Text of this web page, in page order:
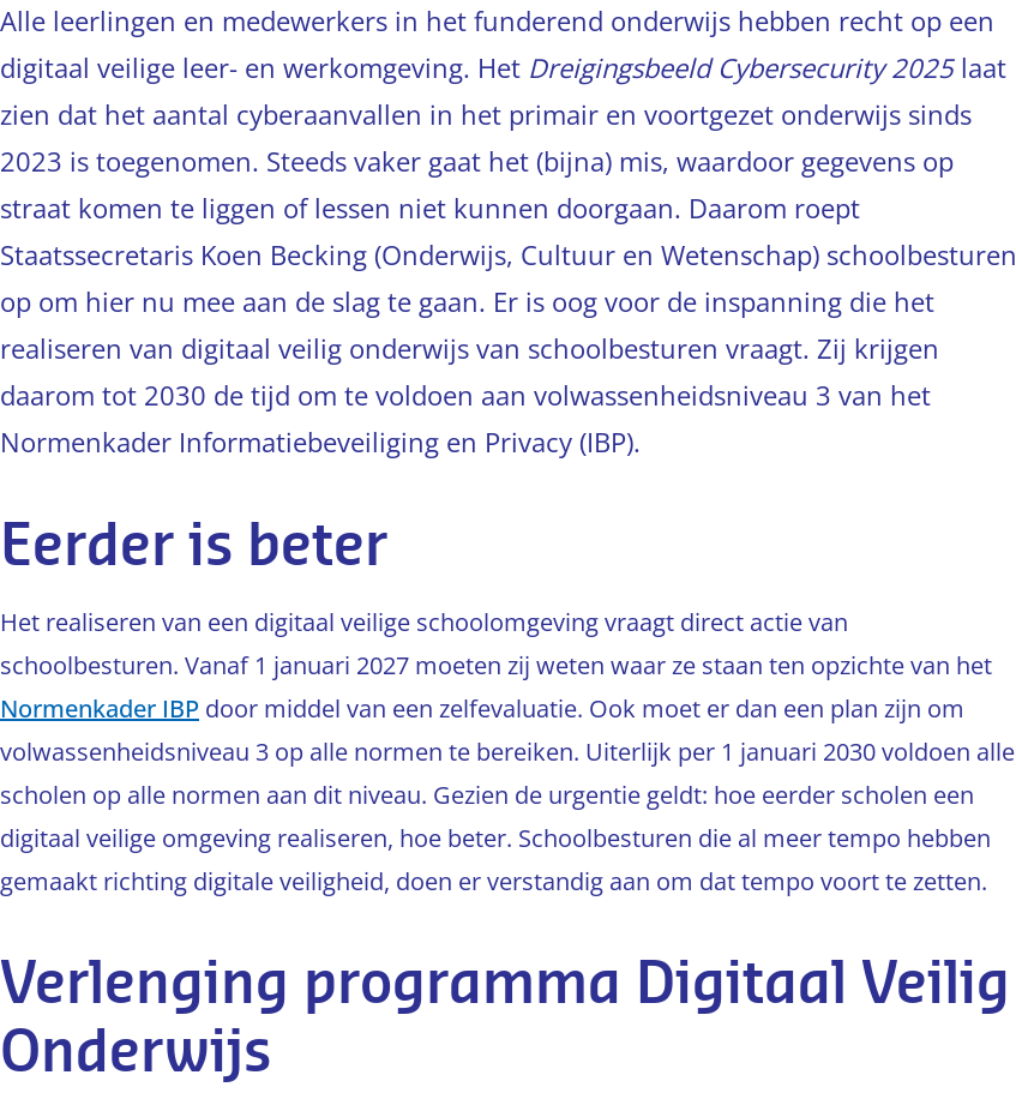
Alle leerlingen en medewerkers in het funderend onderwijs hebben recht op een
digitaal veilige leer- en werkomgeving. Het Dreigingsbeeld Cybersecurity 2025laat
zien dat het aantal cyberaanvallen in het primair en voortgezet onderwijs sinds
2023 is toegenomen. Steeds vaker gaat het (bijna) mis, waardoor gegevens op
straat komen te liggen of lessen niet kunnen doorgaan. Daarom roept
Staatssecretaris Koen Becking (Onderwijs, Cultuur en Wetenschap) schoolbesturen
op om hier nu mee aan de slag te gaan. Er is oog voor de inspanning die het
realiseren van digitaal veilig onderwijs van schoolbesturen vraagt. Zij krijgen
daarom tot 2030 de tijd om te voldoen aan volwassenheidsniveau 3 van het
Normenkader Informatiebeveiliging en Privacy (IBP).
Eerder is beter
Het realiseren van een digitaal veilige schoolomgeving vraagt direct actie van
schoolbesturen. Vanaf 1 januari 2027 moeten zij weten waar ze staan ten opzichte van het
Normenkader IBP door middel van een zelfevaluatie. Ook moet er dan een plan zijn om
volwassenheidsniveau 3 op alle normen te bereiken. Uiterlijk per 1 januari 2030 voldoen alle
scholen op alle normen aan dit niveau. Gezien de urgentie geldt: hoe eerder scholen een
digitaal veilige omgeving realiseren, hoe beter. Schoolbesturen die al meer tempo hebben
gemaakt richting digitale veiligheid, doen er verstandig aan om dat tempo voort te zetten.
Verlenging programma Digitaal Veilig
Onderwijs